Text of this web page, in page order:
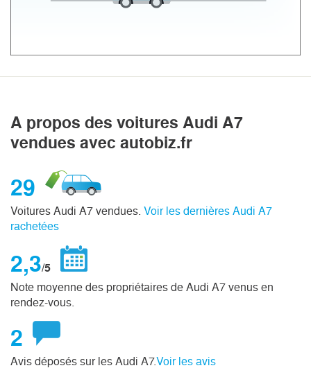
A propos des voitures Audi A7
vendues avec autobiz.fr
29
Voitures Audi A7 vendues. Voir les dernières Audi A7
rachetées
2,3/5
Note moyenne des propriétaires de Audi A7 venus en
rendez-vous.
2
Avis déposés sur les Audi A7.Voir les avis